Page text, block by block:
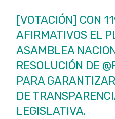
[VOTACIÓN] CON
AFIRMATIVOS EL
ASAMBLEA
RESOLUCIÓN DE
PARA
DE
LEGISLATIVA.